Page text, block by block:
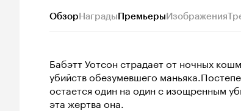
ОбзорНаградыПремьерыИзображения
Бабэтт Уотсон страдает от ночных
убийств обезумевшего
остается один на один с изощренным
эта жертва она.